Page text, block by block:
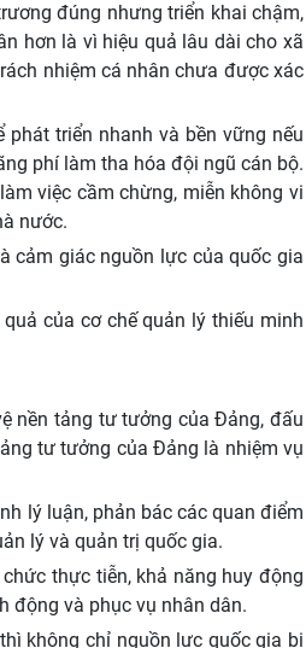
đúng nhưng triển khai chậm,
hơn là vì hiệu quả lâu dài cho xã
nhiệm cá nhân chưa được xác
triển nhanh và bền vững nếu
phí làm tha hóa đội ngũ cán bộ.
việc cầm chừng, miễn không vi
nước.
cảm giác nguồn lực của quốc gia
của cơ chế quản lý thiếu minh
nền tảng tư tưởng của Đảng, đấu
tư tưởng của Đảng là nhiệm vụ
lý luận, phản bác các quan điểm
lý và quản trị quốc gia.
thực tiễn, khả năng huy động
động và phục vụ nhân dân.
không chỉ nguồn lực quốc gia bị